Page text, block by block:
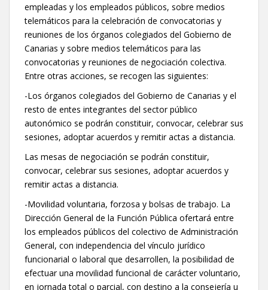
empleadas y los empleados públicos, sobre medios
telemáticos para la celebración de convocatorias y
reuniones de los órganos colegiados del Gobierno de
Canarias y sobre medios telemáticos para las
convocatorias y reuniones de negociación colectiva.
Entre otras acciones, se recogen las siguientes:
-Los órganos colegiados del Gobierno de Canarias y el
resto de entes integrantes del sector público
autonómico se podrán constituir, convocar, celebrar sus
sesiones, adoptar acuerdos y remitir actas a distancia.
Las mesas de negociación se podrán constituir,
convocar, celebrar sus sesiones, adoptar acuerdos y
remitir actas a distancia.
-Movilidad voluntaria, forzosa y bolsas de trabajo. La
Dirección General de la Función Pública ofertará entre
los empleados públicos del colectivo de Administración
General, con independencia del vínculo jurídico
funcionarial o laboral que desarrollen, la posibilidad de
efectuar una movilidad funcional de carácter voluntario,
en jornada total o parcial, con destino a la consejería u